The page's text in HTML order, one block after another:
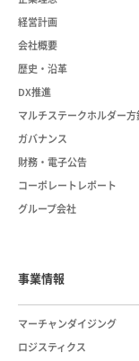
経営計画
会社概要
歴史・沿革
DX推進
マルチステークホルダー方
ガバナンス
財務・電子公告
コーポレートレポート
グループ会社
事業情報
マーチャンダイジング
ロジスティクス